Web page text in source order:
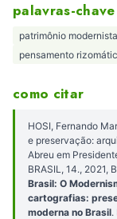
palavras-chave
patrimônio modernista
pensamento
como citar
HOSI, Fernando
e preservação:
Abreu em
BRASIL, 14., 2021,
Brasil: O
cartografias:
moderna no Brasil.